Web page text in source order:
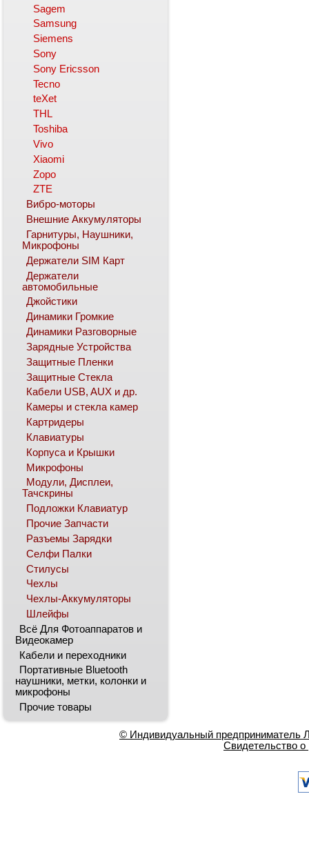
Sagem
Samsung
Siemens
Sony
Sony Ericsson
Tecno
teXet
THL
Toshiba
Vivo
Xiaomi
Zopo
ZTE
Вибро-моторы
Внешние Аккумуляторы
Гарнитуры, Наушники,
Микрофоны
Держатели SIM Карт
Держатели
автомобильные
Джойстики
Динамики Громкие
Динамики Разговорные
Зарядные Устройства
Защитные Пленки
Защитные Стекла
Кабели USB, AUX и др.
Камеры и стекла камер
Картридеры
Клавиатуры
Корпуса и Крышки
Микрофоны
Модули, Дисплеи,
Тачскрины
Подложки Клавиатур
Прочие Запчасти
Разъемы Зарядки
Селфи Палки
Стилусы
Чехлы
Чехлы-Аккумуляторы
Шлейфы
Всё Для Фотоаппаратов и
Видеокамер
Кабели и переходники
Портативные Bluetooth
наушники, метки, колонки и
микрофоны
Прочие товары
© Индивидуальный предприниматель
Свидетельство